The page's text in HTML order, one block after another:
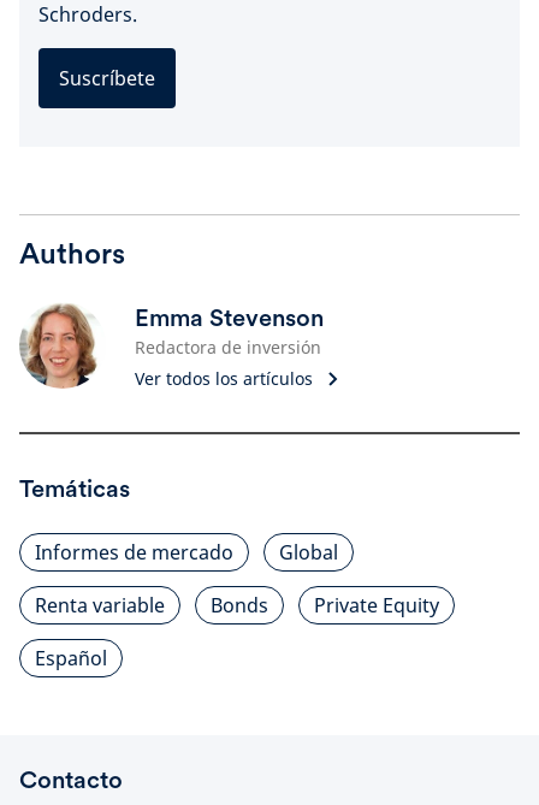
Schroders.
Suscríbete
Authors
Emma Stevenson
Redactora de inversión
Ver todos los artículos
Temáticas
Informes de mercado
Global
Renta variable
Bonds
Private Equity
Español
Contacto